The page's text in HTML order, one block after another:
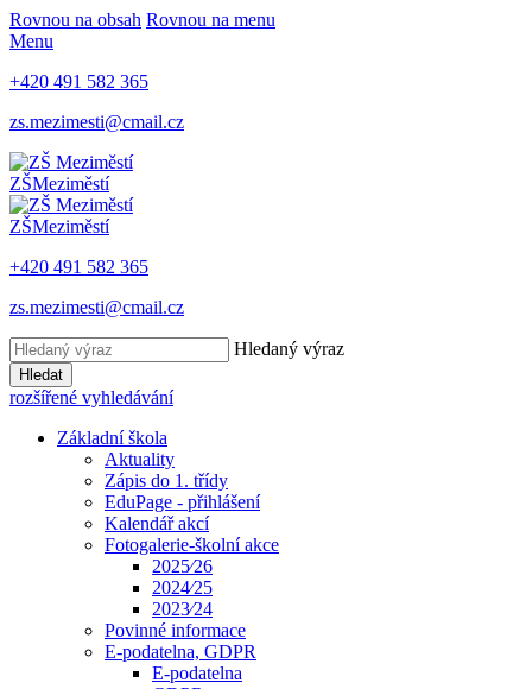
Rovnou na obsah Rovnou na menu
Menu
+420 491 582 365
zs.mezimesti@cmail.cz
ZŠMeziměstí
ZŠMeziměstí
+420 491 582 365
zs.mezimesti@cmail.cz
Hledaný výraz
Hledat
rozšířené vyhledávání
Základní škola
Aktuality
Zápis do 1. třídy
EduPage - přihlášení
Kalendář akcí
Fotogalerie-školní akce
2025⁄26
2024⁄25
2023⁄24
Povinné informace
E-podatelna, GDPR
E-podatelna